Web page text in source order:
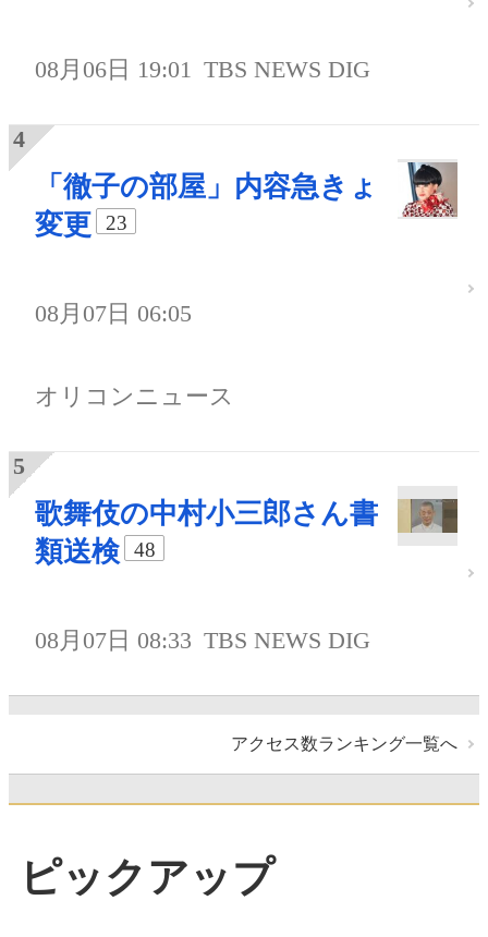
08月06日 19:01 TBS NEWS DIG
「徹子の部屋」内容急きょ
変更
23
08月07日 06:05
オリコンニュース
歌舞伎の中村小三郎さん書
類送検
48
08月07日 08:33 TBS NEWS DIG
アクセス数ランキング一覧へ
ピックアップ